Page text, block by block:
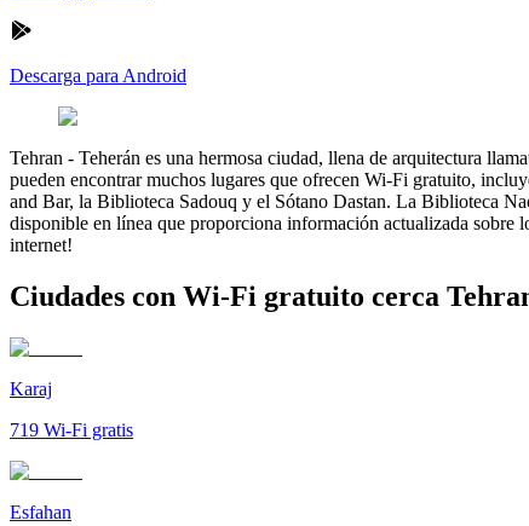
Descarga para Android
Tehran - Teherán es una hermosa ciudad, llena de arquitectura
pueden encontrar muchos lugares que ofrecen Wi-Fi gratuito,
and Bar, la Biblioteca Sadouq y el Sótano Dastan. La Biblioteca
disponible en línea que proporciona información actualizada sobre
internet!
Ciudades con Wi-Fi gratuito cerca
Karaj
719 Wi-Fi gratis
Esfahan